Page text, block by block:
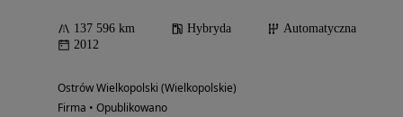
137 596 km Hybryda
Automatyczna
2012
Ostrów Wielkopolski (Wielkopolskie)
Firma • Opublikowano